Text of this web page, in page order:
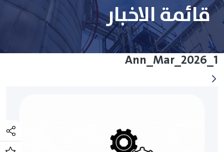
قائمة الاخبار
Ann_Mar_2026_1